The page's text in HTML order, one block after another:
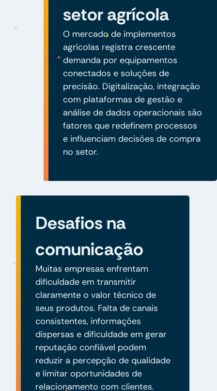
setor agrícola
O mercado de implementos
agrícolas registra crescente
demanda por equipamentos
conectados e soluções de
precisão. Digitalização, integração
com plataformas de gestão e
análise de dados operacionais são
fatores que redefinem processos
e influenciam decisões de compra
no setor.
Desafios na
comunicação
Muitas empresas enfrentam
dificuldade em transmitir
claramente o valor técnico de
seus produtos. Falta de canais
consistentes, informações
dispersas e dificuldade em gerar
reputação confiável podem
reduzir a percepção de qualidade
e limitar oportunidades de
relacionamento com clientes.